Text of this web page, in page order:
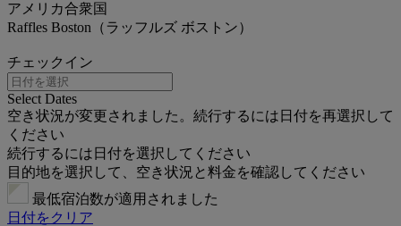
アメリカ合衆国
Raffles Boston（ラッフルズ ボストン）
チェックイン
Select Dates
空き状況が変更されました。続行するには日付を再選択して
ください
続行するには日付を選択してください
目的地を選択して、空き状況と料金を確認してください
最低宿泊数が適用されました
日付をクリア